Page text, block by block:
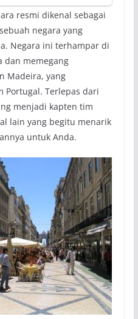
resmi dikenal sebagai
negara yang
Negara ini terhampar di
dan memegang
Madeira, yang
Portugal. Terlepas dari
menjadi kapten tim
lain yang begitu menarik
untuk Anda.